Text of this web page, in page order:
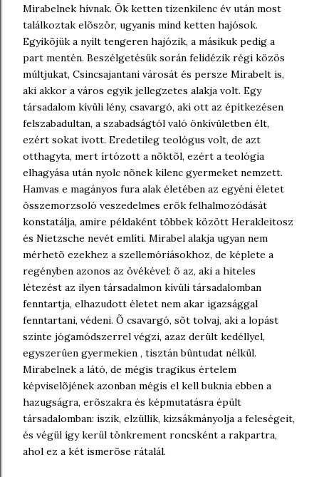
Mirabelnek hívnak. Õk ketten tizenkilenc év után most
találkoztak elõször, ugyanis mind ketten hajósok.
Egyikõjük a nyílt tengeren hajózik, a másikuk pedig a
part mentén. Beszélgetésük során felidézik régi közös
múltjukat, Csincsajantani városát és persze Mirabelt is,
aki akkor a város egyik jellegzetes alakja volt. Egy
társadalom kívüli lény, csavargó, aki ott az építkezésen
felszabadultan, a szabadságtól való önkívületben élt,
ezért sokat ivott. Eredetileg teológus volt, de azt
otthagyta, mert írtózott a nõktõl, ezért a teológia
elhagyása után nyolc nõnek kilenc gyermeket nemzett.
Hamvas e magányos fura alak életében az egyéni életet
összemorzsoló veszedelmes erõk felhalmozódását
konstatálja, amire példaként többek között Herakleitosz
és Nietzsche nevét említi. Mirabel alakja ugyan nem
mérhetõ ezekhez a szellemóriásokhoz, de képlete a
regényben azonos az övékével: õ az, aki a hiteles
létezést az ilyen társadalmon kívüli társadalomban
fenntartja, elhazudott életet nem akar igazsággal
fenntartani, védeni. Õ csavargó, sõt tolvaj, aki a lopást
szinte jógamódszerrel végzi, azaz derült kedéllyel,
egyszerûen gyermekien , tisztán bûntudat nélkül.
Mirabelnek a látó, de mégis tragikus értelem
képviselõjének azonban mégis el kell buknia ebben a
hazugságra, erõszakra és képmutatásra épült
társadalomban: iszik, elzüllik, kizsákmányolja a feleségeit,
és végül így kerül tönkrement roncsként a rakpartra,
ahol ez a két ismerõse rátalál.